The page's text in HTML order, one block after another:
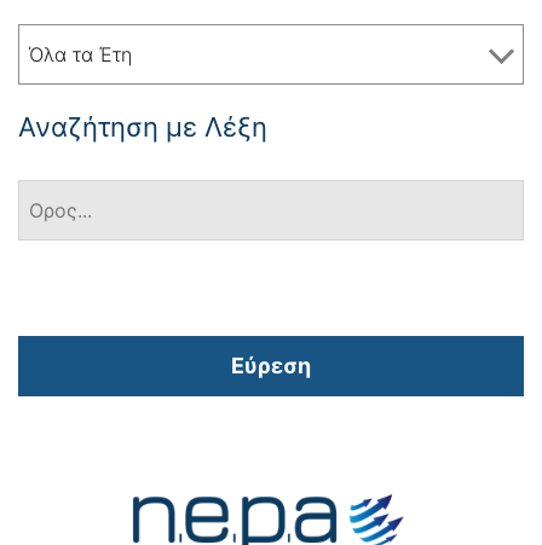
Όλα τα Έτη
Αναζήτηση με Λέξη
Εύρεση
άρθρων